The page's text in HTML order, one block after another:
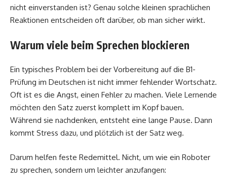
nicht einverstanden ist? Genau solche kleinen sprachlichen
Reaktionen entscheiden oft darüber, ob man sicher wirkt.
Warum viele beim Sprechen blockieren
Ein typisches Problem bei der Vorbereitung auf die B1-
Prüfung im Deutschen ist nicht immer fehlender Wortschatz.
Oft ist es die Angst, einen Fehler zu machen. Viele Lernende
möchten den Satz zuerst komplett im Kopf bauen.
Während sie nachdenken, entsteht eine lange Pause. Dann
kommt Stress dazu, und plötzlich ist der Satz weg.
Darum helfen feste Redemittel. Nicht, um wie ein Roboter
zu sprechen, sondern um leichter anzufangen: